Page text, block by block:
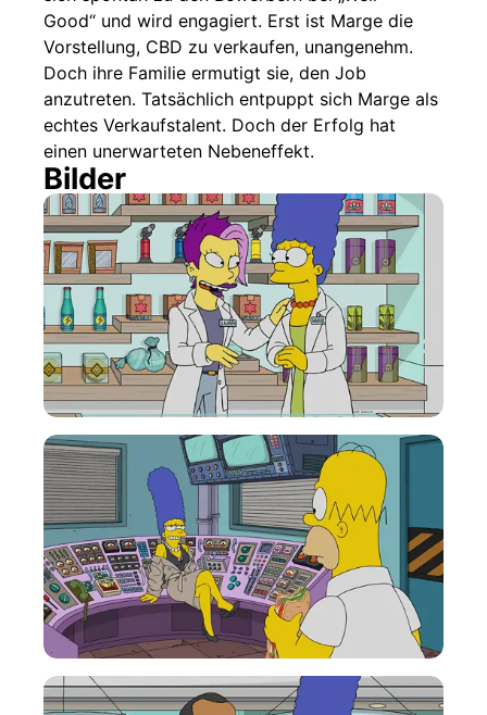
Good“ und wird engagiert. Erst ist Marge die
Vorstellung, CBD zu verkaufen, unangenehm.
Doch ihre Familie ermutigt sie, den Job
anzutreten. Tatsächlich entpuppt sich Marge als
echtes Verkaufstalent. Doch der Erfolg hat
einen unerwarteten Nebeneffekt.
Bilder